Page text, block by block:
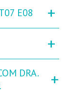
E08 +
+
DRA.
+